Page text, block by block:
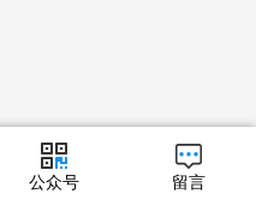
公众号 留言